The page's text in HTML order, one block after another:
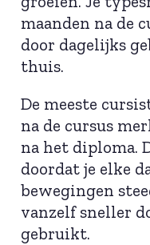
maanden na de
door dagelijks
thuis.
De meeste
na de cursus
na het diploma.
doordat je elke
bewegingen
vanzelf sneller
gebruikt.